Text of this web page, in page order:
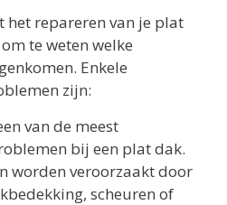
het repareren van je plat
te weten welke
Enkele
zijn:
van de meest
bij een plat dak.
worden veroorzaakt door
scheuren of